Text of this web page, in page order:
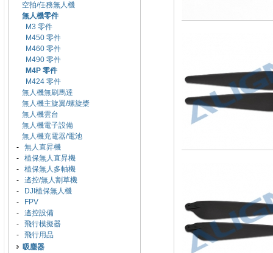
空拍/任務無人機
無人機零件
M3 零件
M450 零件
M460 零件
M490 零件
M4P 零件
M424 零件
無人機無刷馬達
無人機主旋翼/螺旋槳
無人機雲台
無人機電子設備
無人機充電器/電池
- 無人直昇機
- 植保無人直昇機
- 植保無人多軸機
- 遙控/無人割草機
-
DJI植保無人機
-
FPV
- 遙控設備
- 飛行模擬器
- 飛行用品
吸塵器